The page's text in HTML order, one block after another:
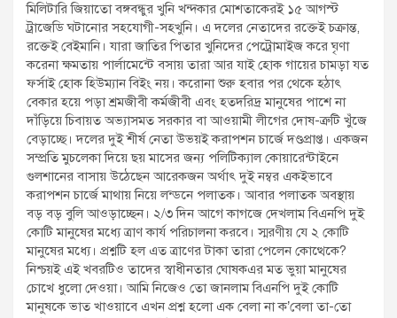
মিলিটারি জিয়াতো বঙ্গবন্ধুর খুনি খন্দকার মোশতাকেরই ১৫ আগস্ট
ট্রাজেডি ঘটানোর সহযোগী-সহখুনি। এ দলের নেতাদের রক্তেই চক্রান্ত,
রক্তেই বেইমানি। যারা জাতির পিতার খুনিদের পেট্রোমাইজ করে ঘৃণা
করেনা ক্ষমতায় পার্লামেন্টে বসায় তারা আর যাই হোক গায়ের চামড়া যত
ফর্সাই হোক হিউম্যান বিইং নয়। করোনা শুরু হবার পর থেকে হঠাৎ
বেকার হয়ে পড়া শ্রমজীবী কর্মজীবী এবং হতদরিদ্র মানুষের পাশে না
দাঁড়িয়ে চিবায়ত অভ্যাসমত সরকার বা আওয়ামী লীগের দোষ-ত্রুটি খুঁজে
বেড়াচ্ছে। দলের দুই শীর্ষ নেতা উভয়ই করাপশন চার্জে দণ্ডপ্রাপ্ত। একজন
সম্প্রতি মুচলেকা দিয়ে ছয় মাসের জন্য পলিটিক্যাল কোয়ারেন্টাইনে
গুলশানের বাসায় উঠেছেন আরেকজন অর্থাৎ দুই নম্বর একইভাবে
করাপশন চার্জে মাথায় নিয়ে লন্ডনে পলাতক। আবার পলাতক অবস্থায়
বড় বড় বুলি আওড়াচ্ছেন। ২/৩ দিন আগে কাগজে দেখলাম বিএনপি দুই
কোটি মানুষের মধ্যে ত্রাণ কার্য পরিচালনা করবে। স্মরণীয় যে ২ কোটি
মানুষের মধ্যে। প্রশ্নটি হল এত ত্রাণের টাকা তারা পেলেন কোত্থেকে?
নিশ্চয়ই এই খবরটিও তাদের স্বাধীনতার ঘোষকএর মত ভুয়া মানুষের
চোখে ধুলো দেওয়া। আমি নিজেও তো জানলাম বিএনপি দুই কোটি
মানুষকে ভাত খাওয়াবে এখন প্রশ্ন হলো এক বেলা না ক’বেলা তা-তো